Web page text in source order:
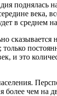
поднялась
века,
в среднем
только
и это
чем на